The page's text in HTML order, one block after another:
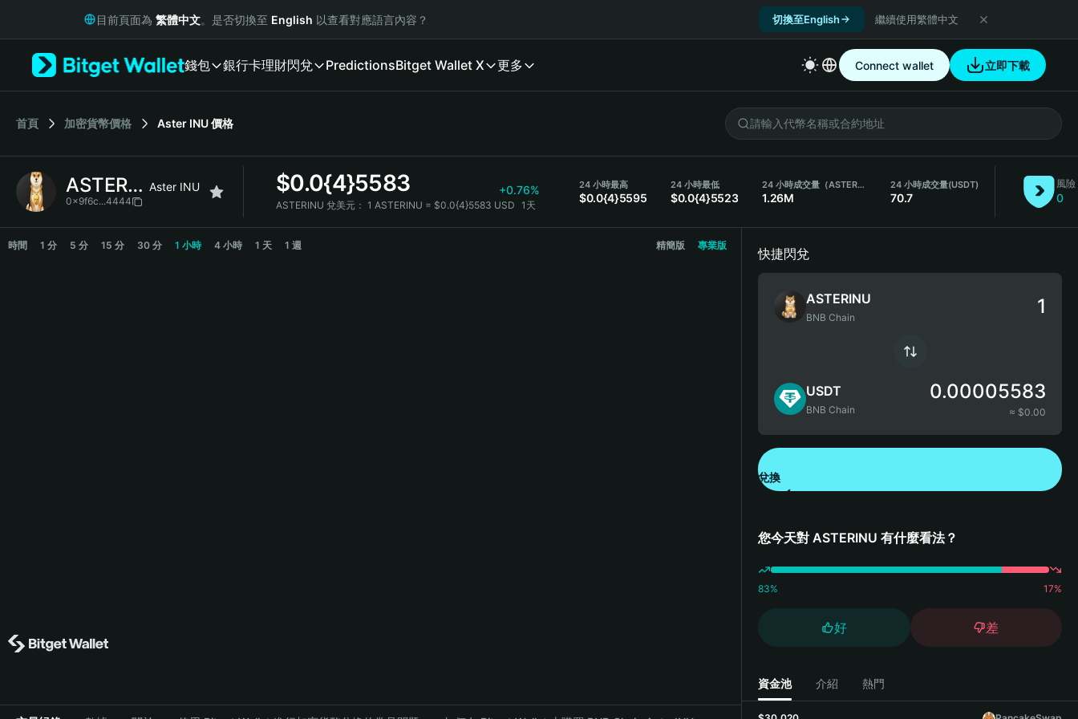
Русский
Italiano
简体中文
繁體中文
Bahasa Indonesia
目前頁面為 繁體中文。是否切換至 English 以查看對應語言內容？ 切換至English 繼續使用繁體中文
錢包 銀行卡理財閃兌 PredictionsBitget Wallet X 更多 Connect wallet 立即下載
首頁 加密貨幣價格 Aster INU價格
ASTERINU Aster INU
0x9f6c...4444
$0.0{4}5583 +0.76%
ASTERINU 兌美元： 1 ASTERINU = $0.0{4}5583 USD 1天
24 小時最高
$0.0{4}5595
24 小時最低
$0.0{4}5523
24 小時成交量（ASTERINU）
1.26M
24 小時成交量(USDT)
70.7
風險
0
ASTERINU Price Chart
時間 1 分 5 分 15 分 30 分 1 小時 4 小時 1 天 1 週 精簡版 專業版
快捷閃兌
ASTERINU
BNB Chain
USDT
BNB Chain
0.00005583
≈ $0.00
兌換
您今天對 ASTERINU 有什麼看法？
83% 17%
好 差
資金池 介紹 熱門